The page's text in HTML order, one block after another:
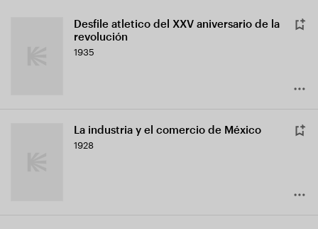
Desfile atletico del XXV aniversario de la
revolución
1935
La industria y el comercio de México
1928